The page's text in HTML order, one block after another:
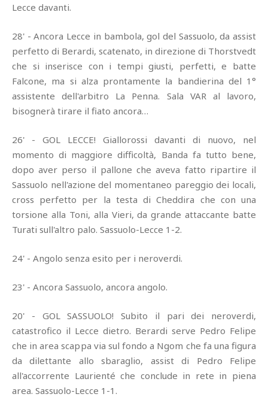
Lecce davanti.
28' - Ancora Lecce in bambola, gol del Sassuolo, da assist
perfetto di Berardi, scatenato, in direzione di Thorstvedt
che si inserisce con i tempi giusti, perfetti, e batte
Falcone, ma si alza prontamente la bandierina del 1°
assistente dell'arbitro La Penna. Sala VAR al lavoro,
bisognerà tirare il fiato ancora…
26' - GOL LECCE! Giallorossi davanti di nuovo, nel
momento di maggiore difficoltà, Banda fa tutto bene,
dopo aver perso il pallone che aveva fatto ripartire il
Sassuolo nell'azione del momentaneo pareggio dei locali,
cross perfetto per la testa di Cheddira che con una
torsione alla Toni, alla Vieri, da grande attaccante batte
Turati sull'altro palo. Sassuolo-Lecce 1-2.
24' - Angolo senza esito per i neroverdi.
23' - Ancora Sassuolo, ancora angolo.
20' - GOL SASSUOLO! Subito il pari dei neroverdi,
catastrofico il Lecce dietro. Berardi serve Pedro Felipe
che in area scappa via sul fondo a Ngom che fa una figura
da dilettante allo sbaraglio, assist di Pedro Felipe
all'accorrente Laurienté che conclude in rete in piena
area. Sassuolo-Lecce 1-1.